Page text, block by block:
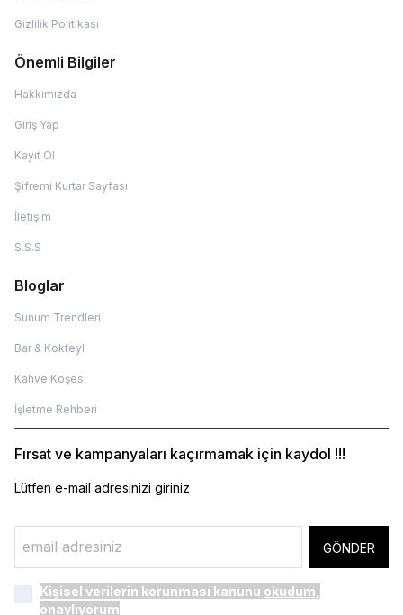
Gizlilik Politikası
Önemli Bilgiler
Hakkımızda
Giriş Yap
Kayıt Ol
Şifremi Kurtar Sayfası
İletişim
S.S.S
Bloglar
Sunum Trendleri
Bar & Kokteyl
Kahve Köşesi
İşletme Rehberi
Fırsat ve kampanyaları kaçırmamak için kaydol !!!
Lütfen e-mail adresinizi giriniz
GÖNDER
Kişisel verilerin korunması kanunu okudum,
onaylıyorum